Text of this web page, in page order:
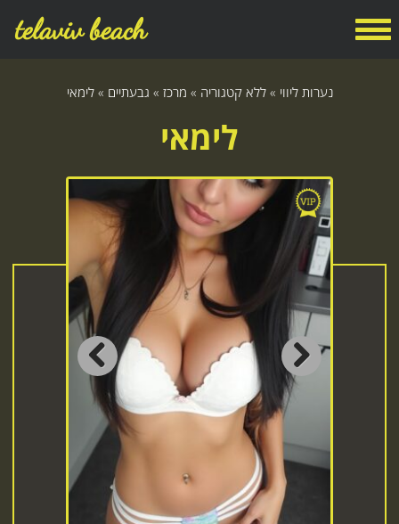
telaviv beach
נערות ליווי »ללא קטגוריה » מרכז » גבעתיים »לימאי
לימאי
Previous Next